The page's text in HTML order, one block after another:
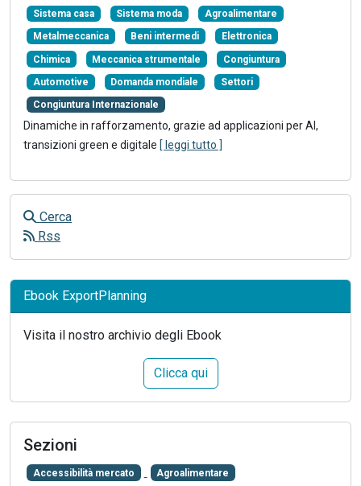
Sistema casa Sistema moda Agroalimentare
Metalmeccanica Beni intermedi Elettronica
Chimica Meccanica strumentale Congiuntura
Automotive Domanda mondiale Settori
Congiuntura Internazionale
Dinamiche in rafforzamento, grazie ad applicazioni per AI,
transizioni green e digitale [ leggi tutto ]
Cerca
Rss
Ebook ExportPlanning
Visita il nostro archivio degli Ebook
Clicca qui
Sezioni
Accessibilità mercato Agroalimentare